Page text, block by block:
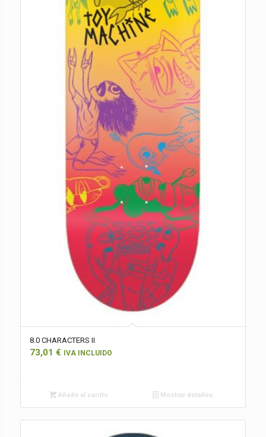
8.0 CHARACTERS II
73,01 € IVA INCLUIDO
Añadir al carrito Mostrar detalles